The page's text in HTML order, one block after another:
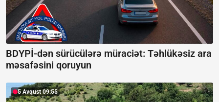
BDYPİ-dən sürücülərə müraciət: Təhlükəsiz ara
məsafəsini qoruyun
5 Avqust 09:55